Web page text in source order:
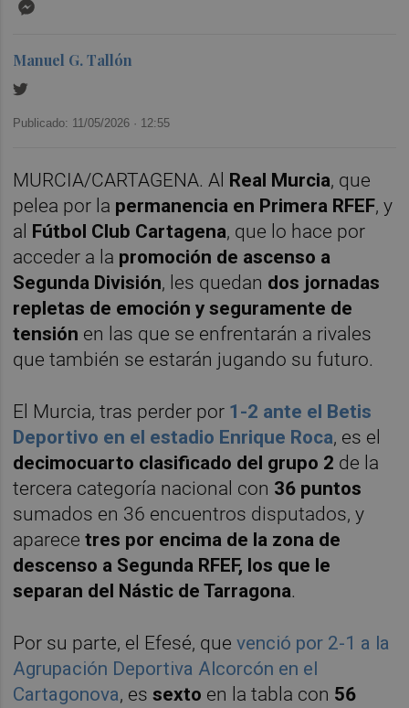
Manuel G. Tallón
Publicado: 11/05/2026 · 12:55
MURCIA/CARTAGENA. Al Real Murcia, que
pelea por la permanencia en Primera RFEF, y
al Fútbol Club Cartagena, que lo hace por
acceder a la promoción de ascenso a
Segunda División, les quedan dos jornadas
repletas de emoción y seguramente de
tensión en las que se enfrentarán a rivales
que también se estarán jugando su futuro.
El Murcia, tras perder por 1-2 ante el Betis
Deportivo en el estadio Enrique Roca, es el
decimocuarto clasificado del grupo 2 de la
tercera categoría nacional con 36 puntos
sumados en 36 encuentros disputados, y
aparecetres por encima de la zona de
descenso a Segunda RFEF, los que le
separan del Nástic de Tarragona.
Por su parte, el Efesé, quevenció por 2-1 a la
Agrupación Deportiva Alcorcón en el
Cartagonova, essexto en la tabla con 56